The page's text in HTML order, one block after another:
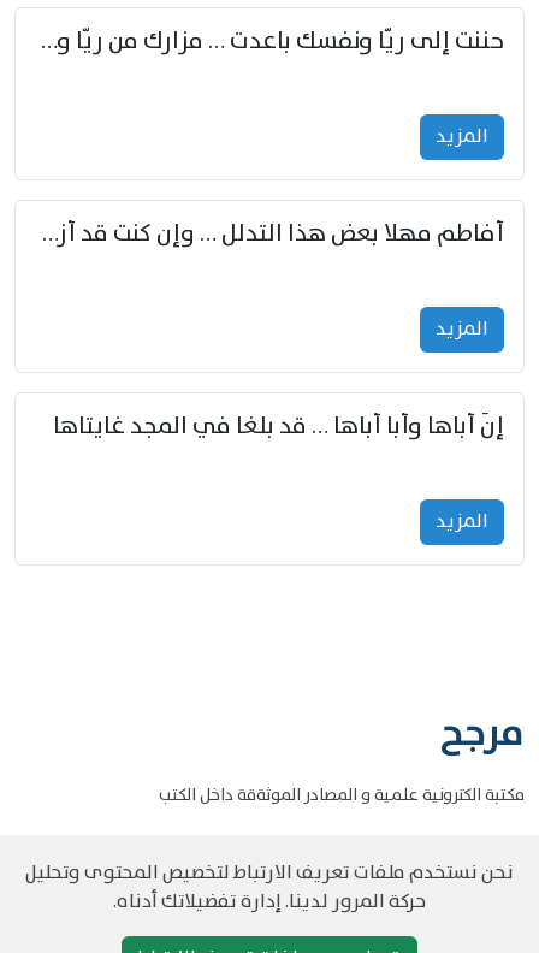
حننت إلى ريّا ونفسك باعدت … مزارك من ريّا وشعباكما معا
المزید
أفاطم مهلا بعض هذا التدلل … وإن كنت قد أزمعت صرمي فأجملي
المزید
إنّ أباها وأبا أباها … قد بلغا في المجد غايتاها
المزید
مرجح
مكتبة الكترونية علمية و المصادر الموثةقة داخل الكتب
نحن نستخدم ملفات تعريف الارتباط لتخصيص المحتوى وتحليل
حركة المرور لدينا. إدارة تفضيلاتك أدناه.